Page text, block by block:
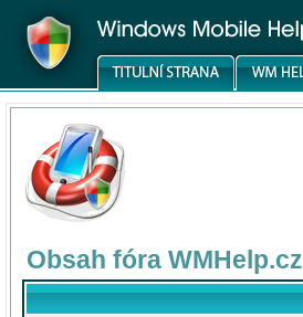
Obsah fóra WMHelp.cz